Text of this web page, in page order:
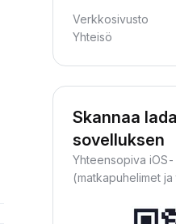
Verkkosivusto
Yhteisö
Skannaa
sovelluksen
Yhteensopiva
(matkapuhelimet